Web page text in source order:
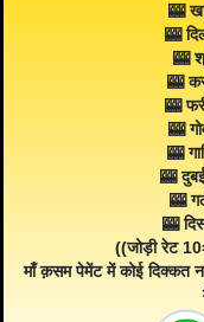
🎰
🎰
🎰
🎰
🎰
🎰
🎰
🎰
🎰
🎰
((जोड़ी रेट
माँ क़सम पेमेंट में कोई दिक्कत